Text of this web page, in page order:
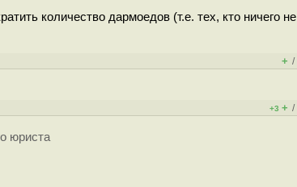
количество дармоедов (т.е. тех, кто ничего не
+ /
+3 + /
юриста